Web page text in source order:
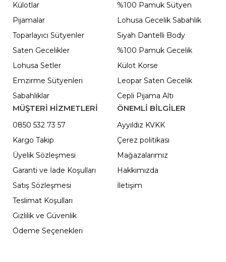
Külotlar
Pijamalar
Toparlayıcı Sütyenler
Saten Gecelikler
Lohusa Setler
Emzirme Sütyenleri
Sabahlıklar
%100 Pamuk Sütyen
Lohusa Gecelik Sabahlık
Siyah Dantelli Body
%100 Pamuk Gecelik
Külot Korse
Leopar Saten Gecelik
Cepli Pijama Altı
MÜŞTERİ HİZMETLERİ
0850 532 73 57
Kargo Takip
Üyelik Sözleşmesi
Garanti ve İade Koşulları
Satış Sözleşmesi
Teslimat Koşulları
Gizlilik ve Güvenlik
Ödeme Seçenekleri
ÖNEMLI BILGILER
Ayyıldız KVKK
Çerez politikası
Mağazalarımız
Hakkımızda
İletişim